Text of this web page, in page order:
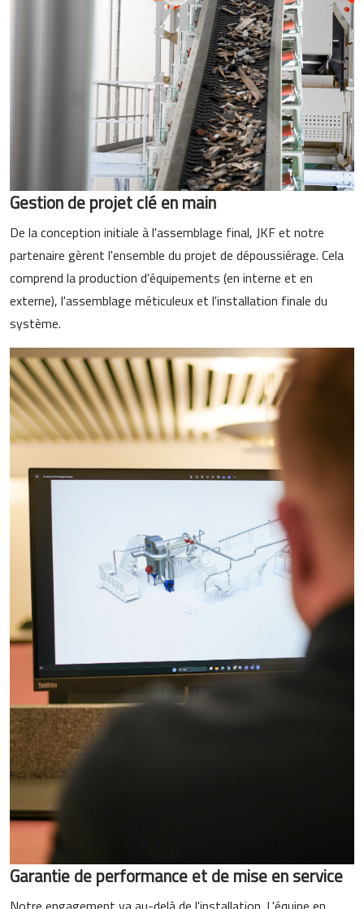
Gestion de projet clé en main
De la conception initiale à l'assemblage final, JKF et notre
partenaire gèrent l'ensemble du projet de dépoussiérage. Cela
comprend la production d'équipements (en interne et en
externe), l'assemblage méticuleux et l'installation finale du
système.
Garantie de performance et de mise en service